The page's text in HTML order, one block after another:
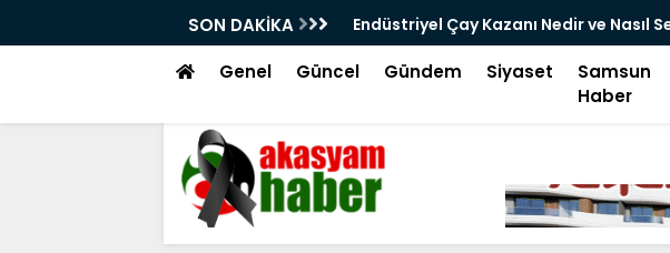
SON DAKİKA
Nasıl Ulaşırım? Endüstriyel Çay Kazanı Nedir ve Nasıl
Genel Güncel Gündem Siyaset
Samsun
Haber